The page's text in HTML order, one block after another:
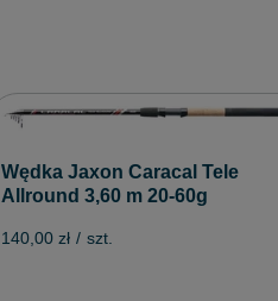
Wędka Jaxon Caracal Tele
Allround 3,60 m 20-60g
140,00 zł / szt.